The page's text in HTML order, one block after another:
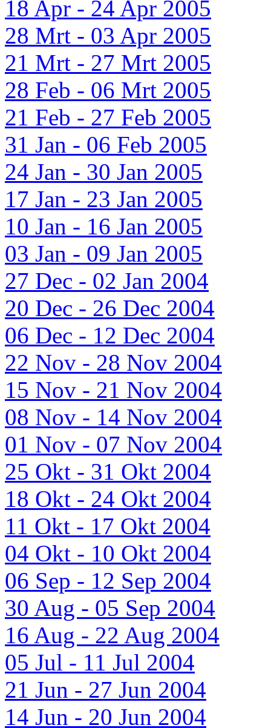
18 Apr - 24 Apr 2005
28 Mrt - 03 Apr 2005
21 Mrt - 27 Mrt 2005
28 Feb - 06 Mrt 2005
21 Feb - 27 Feb 2005
31 Jan - 06 Feb 2005
24 Jan - 30 Jan 2005
17 Jan - 23 Jan 2005
10 Jan - 16 Jan 2005
03 Jan - 09 Jan 2005
27 Dec - 02 Jan 2004
20 Dec - 26 Dec 2004
06 Dec - 12 Dec 2004
22 Nov - 28 Nov 2004
15 Nov - 21 Nov 2004
08 Nov - 14 Nov 2004
01 Nov - 07 Nov 2004
25 Okt - 31 Okt 2004
18 Okt - 24 Okt 2004
11 Okt - 17 Okt 2004
04 Okt - 10 Okt 2004
06 Sep - 12 Sep 2004
30 Aug - 05 Sep 2004
16 Aug - 22 Aug 2004
05 Jul - 11 Jul 2004
21 Jun - 27 Jun 2004
14 Jun - 20 Jun 2004